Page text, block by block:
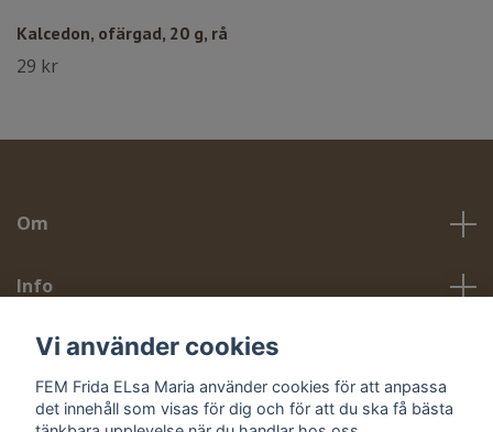
Kalcedon, ofärgad, 20 g, rå
29 kr
Om
Info
Sociala medier
Vi använder cookies
FEM Frida ELsa Maria använder cookies för att anpassa
det innehåll som visas för dig och för att du ska få bästa